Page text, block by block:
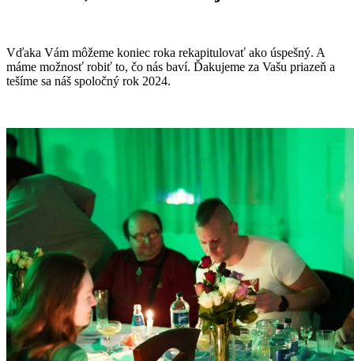
Vďaka Vám môžeme koniec roka rekapitulovať ako úspešný. A
máme možnosť robiť to, čo nás baví. Ďakujeme za Vašu priazeň a
tešíme sa náš spoločný rok 2024.